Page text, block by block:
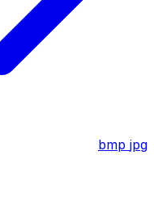
bmp jpg